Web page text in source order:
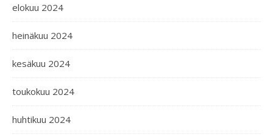
elokuu 2024
heinäkuu 2024
kesäkuu 2024
toukokuu 2024
huhtikuu 2024